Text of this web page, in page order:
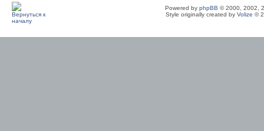
Powered by phpBB © 2000, 2002,
Style originally created by Volize ©